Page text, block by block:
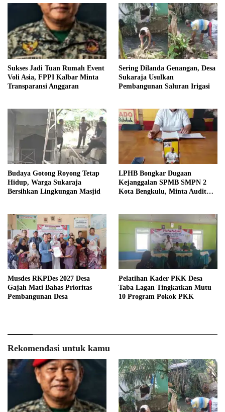
Sukses Jadi Tuan Rumah Event
Voli Asia, FPPI Kalbar Minta
Transparansi Anggaran
Sering Dilanda Genangan, Desa
Sukaraja Usulkan
Pembangunan Saluran Irigasi
Budaya Gotong Royong Tetap
Hidup, Warga Sukaraja
Bersihkan Lingkungan Masjid
LPHB Bongkar Dugaan
Kejanggalan SPMB SMPN 2
Kota Bengkulu, Minta Audit
Musdes RKPDes 2027 Desa
Gajah Mati Bahas Prioritas
Pembangunan Desa
Pelatihan Kader PKK Desa
Taba Lagan Tingkatkan Mutu
10 Program Pokok PKK
Rekomendasi untuk kamu